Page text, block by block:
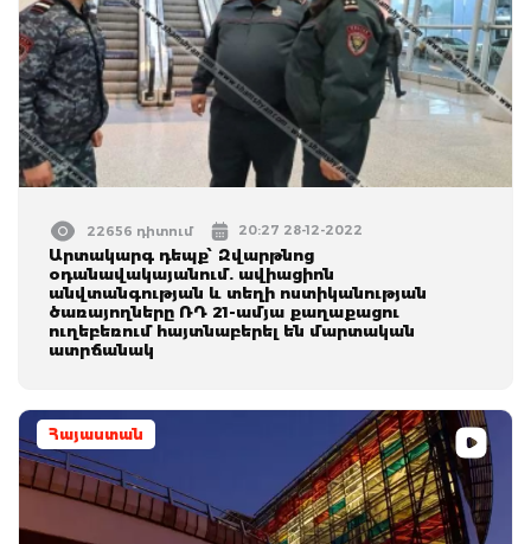
22656 դիտում 20:27 28-12-2022
Արտակարգ դեպք՝ Զվարթնոց
օդանավակայանում. ավիացիոն
անվտանգության և տեղի ոստիկանության
ծառայողները ՌԴ 21-ամյա քաղաքացու
ուղեբեռում հայտնաբերել են մարտական
ատրճանակ
Հայաստան